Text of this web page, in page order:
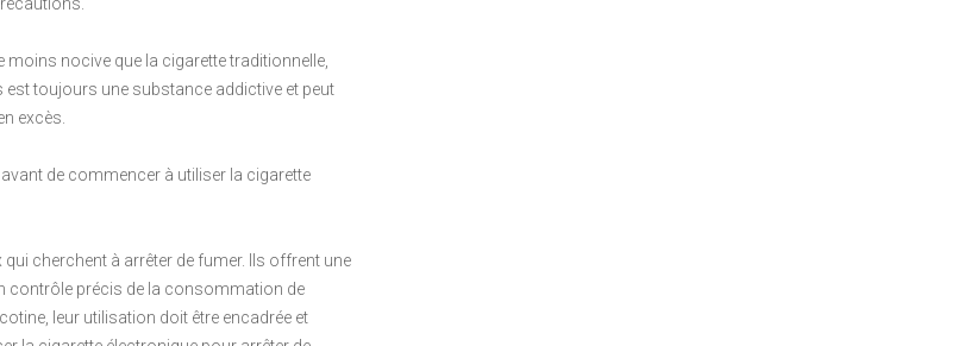
nocive que la cigarette traditionnelle,
est toujours une substance addictive et peut
excès.
de commencer à utiliser la cigarette
cherchent à arrêter de fumer. Ils offrent une
contrôle précis de la consommation de
leur utilisation doit être encadrée et